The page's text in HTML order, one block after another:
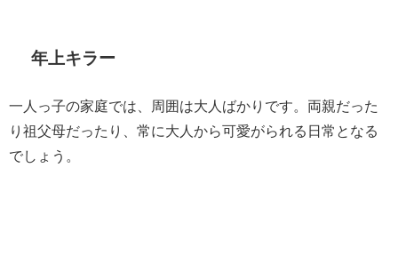
年上キラー
一人っ子の家庭では、周囲は大人ばかりです。両親だった
り祖父母だったり、常に大人から可愛がられる日常となる
でしょう。